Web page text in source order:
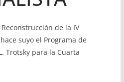
de la IV
suyo el Programa de
Trotsky para la Cuarta